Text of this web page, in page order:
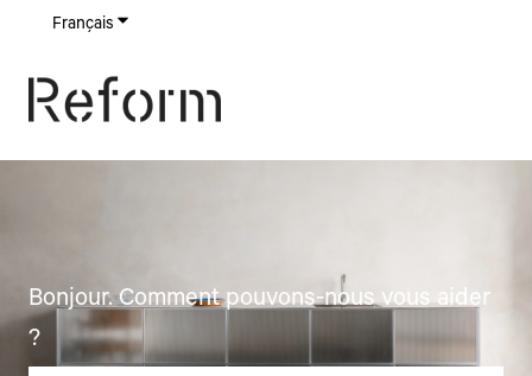
Français Afficher le sous-menu pour les traductions
Bonjour. Comment pouvons-nous vous aider
?